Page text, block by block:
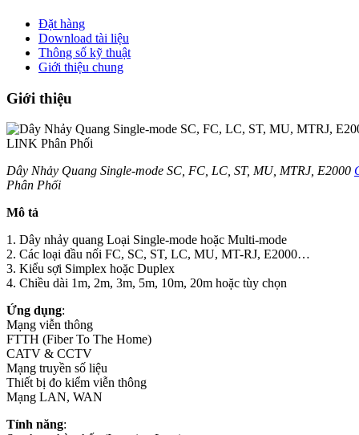
Đặt hàng
Download tài liệu
Thông số kỹ thuật
Giới thiệu chung
Giới thiệu
Dây Nhảy Quang Single-mode SC, FC, LC, ST, MU, MTRJ, E2000
Phân Phối
Mô tả
1. Dây nhảy quang Loại Single-mode hoặc Multi-mode
2. Các loại đầu nối FC, SC, ST, LC, MU, MT-RJ, E2000…
3. Kiểu sợi Simplex hoặc Duplex
4. Chiều dài 1m, 2m, 3m, 5m, 10m, 20m hoặc tùy chọn
Ứng dụng:
Mạng viễn thông
FTTH (Fiber To The Home)
CATV & CCTV
Mạng truyền số liệu
Thiết bị đo kiểm viễn thông
Mạng LAN, WAN
Tính năng: